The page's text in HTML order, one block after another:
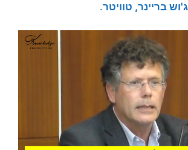
ג'וש בריינר, טוויטר.